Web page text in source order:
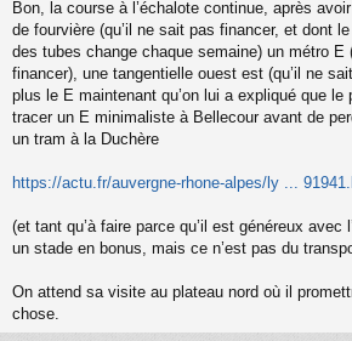
e
s
s
g
e
n
o
u
Bon, la course à l’échalote continue, après
de fourvière (qu’il ne sait pas financer, et dont
des tubes change chaque semaine) un métro E
financer), une tangentielle ouest est (qu’il ne
plus le E maintenant qu’on lui a expliqué que le
tracer un E minimaliste à Bellecour avant de
un tram à la Duchère
https://actu.fr/auvergne-rhone-alpes/ly ...
(et tant qu’à faire parce qu’il est généreux avec
un stade en bonus, mais ce n’est pas du
On attend sa visite au plateau nord où il
chose.